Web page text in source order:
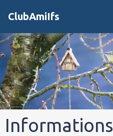
ClubAmiIfs
Informations